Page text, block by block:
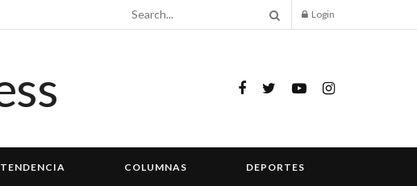
Login
TENDENCIA COLUMNAS DEPORTES